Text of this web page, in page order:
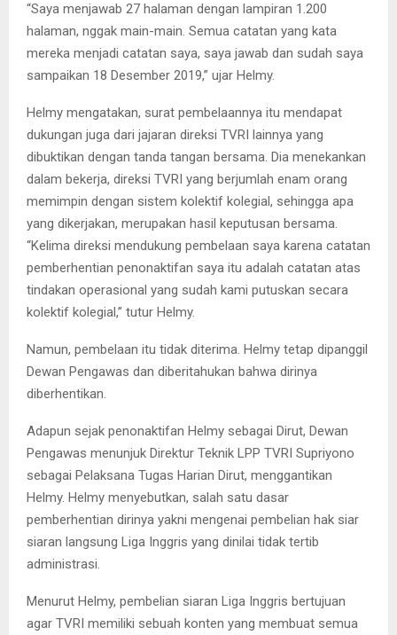
“Saya menjawab 27 halaman dengan lampiran 1.200
halaman, nggak main-main. Semua catatan yang kata
mereka menjadi catatan saya, saya jawab dan sudah saya
sampaikan 18 Desember 2019,” ujar Helmy.
Helmy mengatakan, surat pembelaannya itu mendapat
dukungan juga dari jajaran direksi TVRI lainnya yang
dibuktikan dengan tanda tangan bersama. Dia menekankan
dalam bekerja, direksi TVRI yang berjumlah enam orang
memimpin dengan sistem kolektif kolegial, sehingga apa
yang dikerjakan, merupakan hasil keputusan bersama.
“Kelima direksi mendukung pembelaan saya karena catatan
pemberhentian penonaktifan saya itu adalah catatan atas
tindakan operasional yang sudah kami putuskan secara
kolektif kolegial,” tutur Helmy.
Namun, pembelaan itu tidak diterima. Helmy tetap dipanggil
Dewan Pengawas dan diberitahukan bahwa dirinya
diberhentikan.
Adapun sejak penonaktifan Helmy sebagai Dirut, Dewan
Pengawas menunjuk Direktur Teknik LPP TVRI Supriyono
sebagai Pelaksana Tugas Harian Dirut, menggantikan
Helmy. Helmy menyebutkan, salah satu dasar
pemberhentian dirinya yakni mengenai pembelian hak siar
siaran langsung Liga Inggris yang dinilai tidak tertib
administrasi.
Menurut Helmy, pembelian siaran Liga Inggris bertujuan
agar TVRI memiliki sebuah konten yang membuat semua